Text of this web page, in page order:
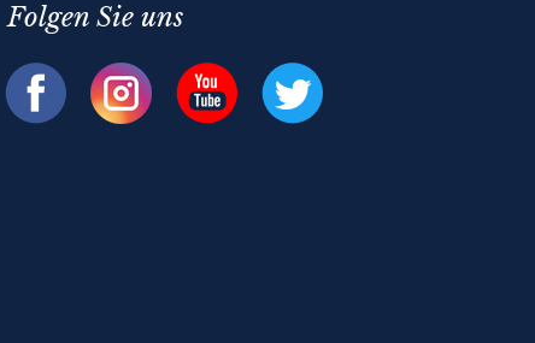
Folgen Sie uns